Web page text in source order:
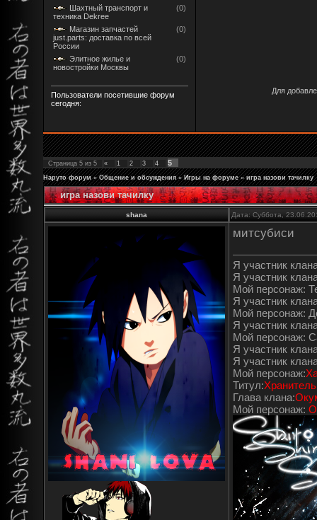
Шахтный транспорт и
техника Dekree
(0)
Магазин запчастей
just.parts: доставка по всей
России
(0)
Элитное жилье и
новостройки Москвы
(0)
Пользователи посетившие форум
сегодня:
Для
Страница 5 из 5 « 1 2 3 4 5
Наруто форум » Общение и обсуждения » Игры на форуме » игра назови тачилку
игра назови тачилку
shana Дата: Суббота,
митсубиси
Я участник
Я участник
Мой персонаж:
Я участник
Мой персонаж:
Я участник
Мой персонаж:
Я участник
Я участник
Мой персонаж:
Титул:
Глава клана:
Мой персонаж: